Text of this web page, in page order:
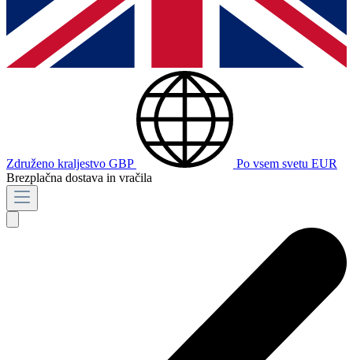
Združeno kraljestvo GBP Po vsem svetu EUR
Brezplačna dostava in vračila